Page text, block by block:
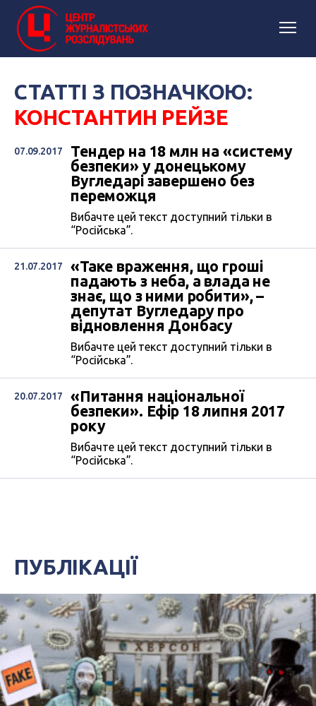
СТАТТІ З ПОЗНАЧКОЮ:
КОНСТАНТИН РЕЙЗЕ
07.09.2017
Тендер на 18 млн на «систему
безпеки» у донецькому
Вугледарі завершено без
переможця
Вибачте цей текст доступний тільки в
“Російська”.
21.07.2017
«Таке враження, що гроші
падають з неба, а влада не
знає, що з ними робити», –
депутат Вугледару про
відновлення Донбасу
Вибачте цей текст доступний тільки в
“Російська”.
20.07.2017
«Питання національної
безпеки». Ефір 18 липня 2017
року
Вибачте цей текст доступний тільки в
“Російська”.
ПУБЛІКАЦІЇ